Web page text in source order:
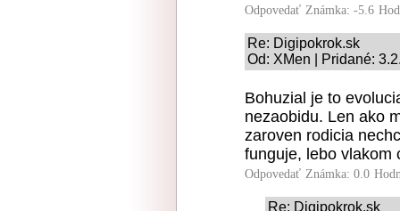
Odpovedať Známka: -5.6
Re: Digipokrok.sk
Od: XMen | Pridané:
Bohuzial je to
nezaobidu. Len ako
zaroven rodicia
funguje, lebo vlakom
Odpovedať Známka: 0.0
Re: Digipokrok.sk